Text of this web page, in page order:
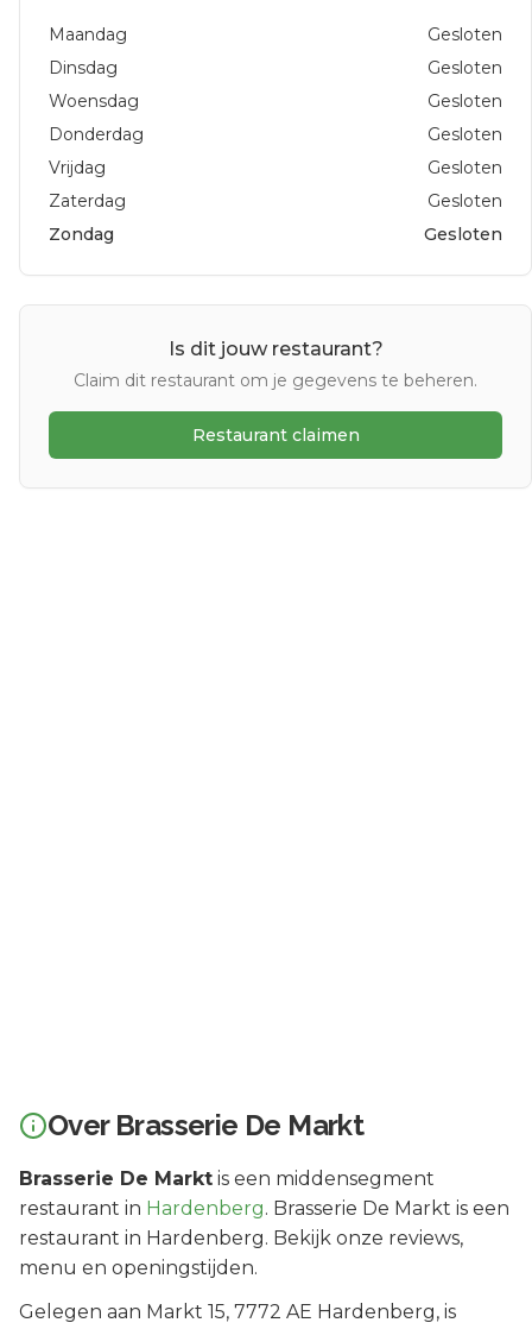
Maandag
Gesloten
Dinsdag
Gesloten
Woensdag
Gesloten
Donderdag
Gesloten
Vrijdag
Gesloten
Zaterdag
Gesloten
Zondag
Gesloten
Is dit jouw restaurant?
Claim dit restaurant om je gegevens te beheren.
Restaurant claimen
Over Brasserie De Markt
Brasserie De Markt is een middensegment
restaurant in Hardenberg. Brasserie De Markt is een
restaurant in Hardenberg. Bekijk onze reviews,
menu en openingstijden.
Gelegen aan Markt 15, 7772 AE Hardenberg, is